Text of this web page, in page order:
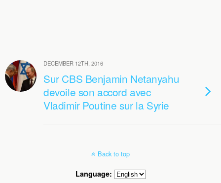
DECEMBER 12TH, 2016
Sur CBS Benjamin Netanyahu
devoile son accord avec
Vladimir Poutine sur la Syrie
Back to top
Language: